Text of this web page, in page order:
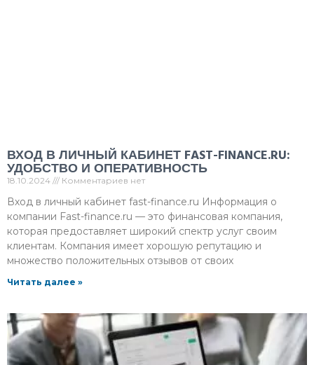
ВХОД В ЛИЧНЫЙ КАБИНЕТ FAST-FINANCE.RU:
УДОБСТВО И ОПЕРАТИВНОСТЬ
18.10.2024 Комментариев нет
Вход в личный кабинет fast-finance.ru Информация о
компании Fast-finance.ru — это финансовая компания,
которая предоставляет широкий спектр услуг своим
клиентам. Компания имеет хорошую репутацию и
множество положительных отзывов от своих
Читать далее »